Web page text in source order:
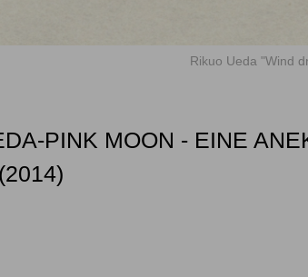
Rikuo Ueda "Wind
PINK MOON - EINE